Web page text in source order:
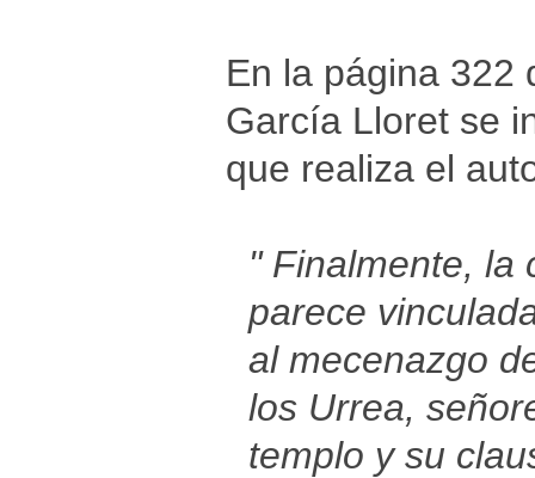
En la página 322
García Lloret se
que realiza el
" Finalmente, la
parece
al mecenazgo
los Urrea,
templo y su